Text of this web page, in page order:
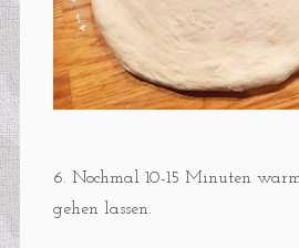
6. Nochmal 10-15 Minuten
gehen lassen.